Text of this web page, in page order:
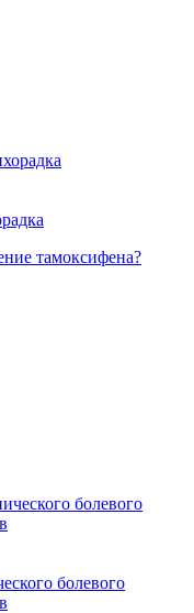
тамоксифена?
болевого